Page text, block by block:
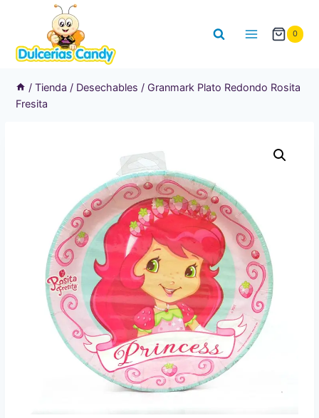
contenido
0
/ Tienda / Desechables / Granmark Plato Redondo Rosita
Fresita